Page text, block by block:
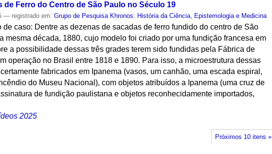
Ferro do Centro de São Paulo no Século 19
— registrado em:Grupo de Pesquisa Khronos: História da Ciência, Epistemologia e Medicina
caso: Dentre as dezenas de sacadas de ferro fundido do centro de São
mesma década, 1880, cujo modelo foi criado por uma fundição francesa em
a possibilidade dessas três grades terem sido fundidas pela Fábrica de
operação no Brasil entre 1818 e 1890. Para isso, a microestrutura dessas
fabricados em Ipanema (vasos, um canhão, uma escada espiral,
do Museu Nacional), com objetos atribuídos a Ipanema (uma cruz de
de fundição paulistana e objetos reconhecidamente importados,
2025
Próximos 10 itens »